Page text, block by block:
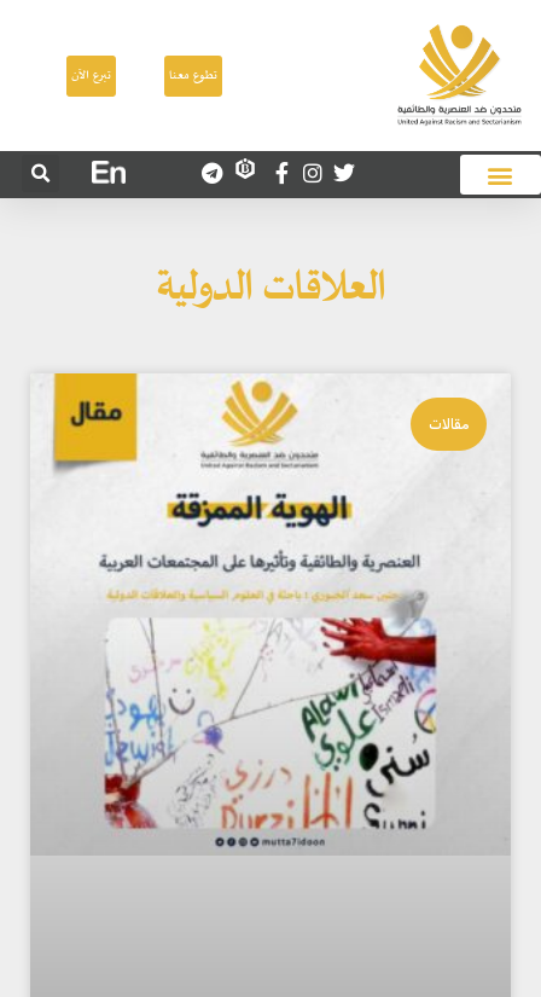
تطوع معنا تبرع الآن
العلاقات الدولية
مقالات